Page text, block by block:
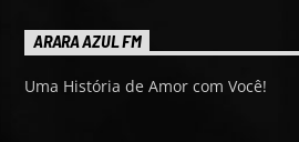
ARARA AZUL FM
Uma História de Amor com Você!